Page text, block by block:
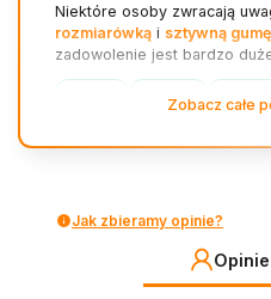
Niektóre osoby zwracają
rozmiarówką i sztywną
zadowolenie jest bardzo
Zobacz całe
Jak zbieramy opinie?